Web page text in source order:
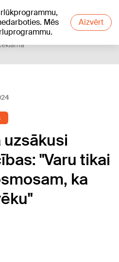
Mēs
Aizvērt
"Varu tikai
ka